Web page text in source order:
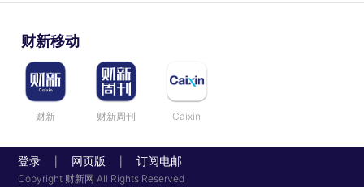
财新移动
财新 财新周刊 Caixin
登录 网页版 订阅电邮
Copyright 财新网 All Rights Reserved